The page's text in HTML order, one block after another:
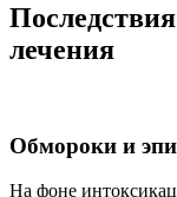
лечения
Обмороки и
На фоне